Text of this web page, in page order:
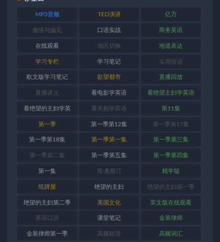
MP3音频 TED演讲 亿万
傲慢与偏见 口语实战 商务英语
在线观看 地区切换 地道表达
学习专栏 学习笔记 实用短语
欧文版学习笔记 欲望都市 直播回放
直播讲义 看电影学英语 看绝望主妇学英语
看绝望的主妇学英
语
看美剧学英语 第11集
第一季 第一季第12集 第一季第17集
第一季第18集 第一季第一集 第一季第三集
第一季第二集 第一季第五集 第一季第四集
第一集 简·奥斯汀 精学版
纸牌屋 绝望的主妇 绝望的主妇第一季
绝望的主妇第二季 美国文化 英文版在线观看
英语口语 课堂笔记 金装律师
金装律师第一季 高频短语 高频词汇